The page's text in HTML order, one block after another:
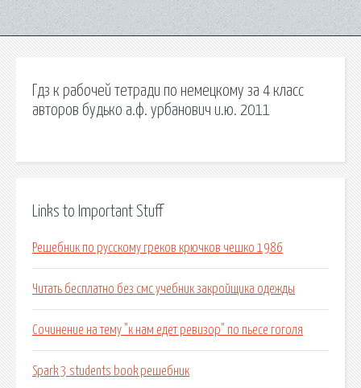
Гдз к рабочей тетради по немецкому за 4 класс
авторов будько а.ф. урбанович и.ю. 2011
Links to Important Stuff
Решебник по русскому греков крючков чешко 1986
Читать бесплатно без смс учебник закройщика одежды
Сочинение на тему "к нам едет ревизор" по пьесе гоголя
Spark 3 students book решебник